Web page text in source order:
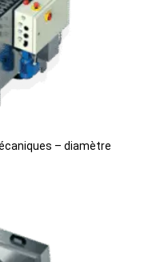
– diamètre